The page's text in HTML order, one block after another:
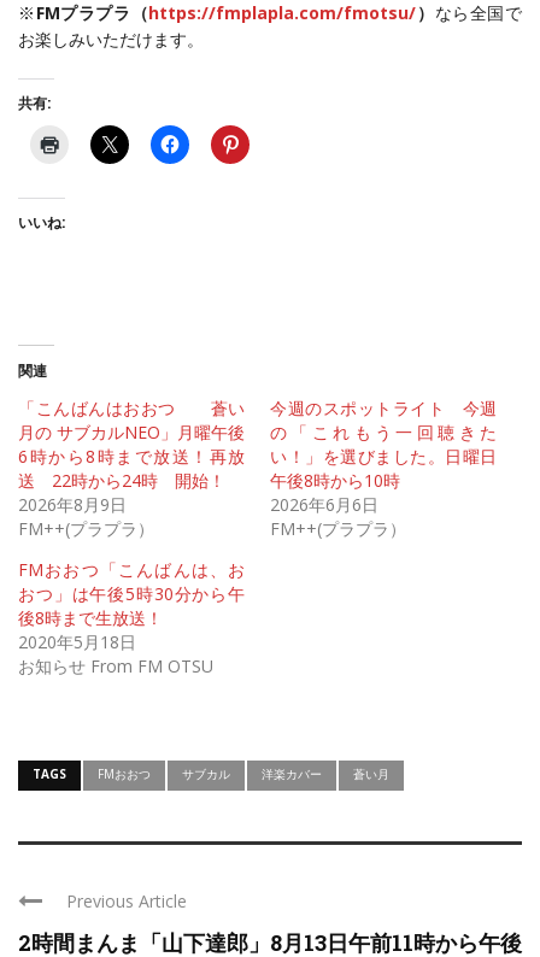
※ FMプラプラ（https://fmplapla.com/fmotsu/） なら全国で
お楽しみいただけます。
共有:
いいね:
関連
「こんばんはおおつ 蒼い
月の サブカルNEO」月曜午後
6時から8時まで放送！再放
送 22時から24時 開始！
2026年8月9日
FM++(プラプラ）
今週のスポットライト 今週
の「これもう一回聴きた
い！」を選びました。日曜日
午後8時から10時
2026年6月6日
FM++(プラプラ）
FMおおつ「こんばんは、お
おつ」は午後5時30分から午
後8時まで生放送！
2020年5月18日
お知らせ From FM OTSU
TAGS FMおおつ サブカル 洋楽カバー 蒼い月
Previous Article
2時間まんま「山下達郎」8月13日午前11時から午後